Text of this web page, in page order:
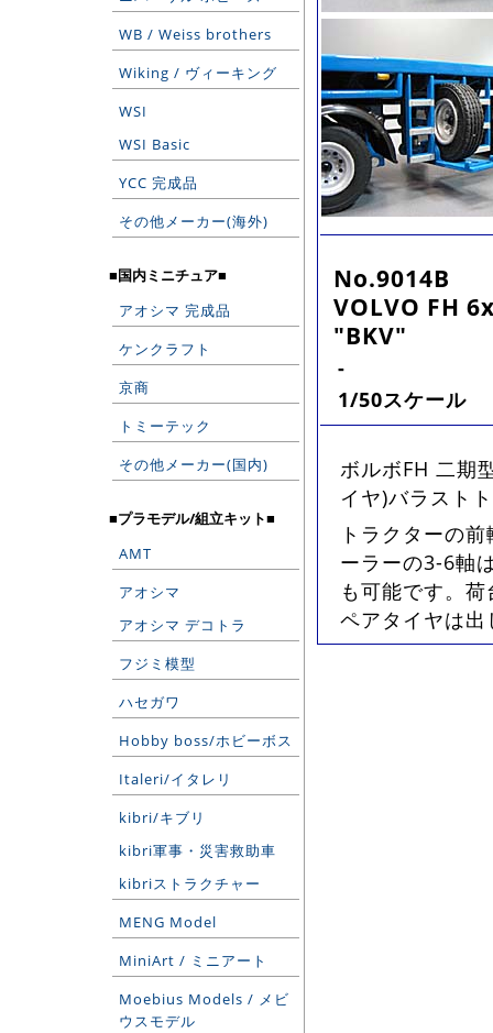
WB / Weiss brothers
Wiking / ヴィーキング
WSI
WSI Basic
YCC 完成品
その他メーカー(海外)
■国内ミニチュア■
アオシマ 完成品
ケンクラフト
京商
トミーテック
その他メーカー(国内)
■プラモデル/組立キット■
AMT
アオシマ
アオシマ デコトラ
フジミ模型
ハセガワ
Hobby boss/ホビーボス
Italeri/イタレリ
kibri/キブリ
kibri軍事・災害救助車
kibriストラクチャー
MENG Model
MiniArt / ミニアート
Moebius Models / メビ
ウスモデル
No.9014B
VOLVO FH
"BKV"
-
1/50スケール
ボルボFH 二期
イヤ)バラスト
トラクターの
ーラーの3-6軸
も可能です。
ペアタイヤは